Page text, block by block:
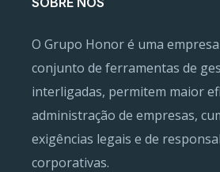
O Grupo Honor é uma
conjunto de ferramentas de
interligadas, permitem maior
administração de empresas,
exigências legais e de
corporativas.